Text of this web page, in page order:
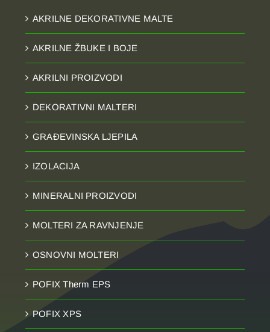
AKRILNE DEKORATIVNE MALTE
AKRILNE ŽBUKE I BOJE
AKRILNI PROIZVODI
DEKORATIVNI MALTERI
GRAĐEVINSKA LJEPILA
IZOLACIJA
MINERALNI PROIZVODI
MOLTERI ZA RAVNJENJE
OSNOVNI MOLTERI
POFIX Therm EPS
POFIX XPS